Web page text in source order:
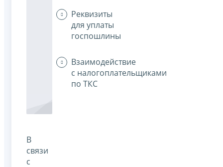
Реквизиты
для уплаты
госпошлины
Взаимодействие
с налогоплательщиками
по ТКС
В
связи
с